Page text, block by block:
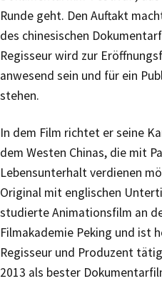
Runde geht. Den Auftakt
des chinesischen
Regisseur wird zur
anwesend sein und für ein
stehen.
In dem Film richtet er seine
dem Westen Chinas, die mit
Lebensunterhalt verdienen
Original mit englischen
studierte Animationsfilm an
Filmakademie Peking und ist
Regisseur und Produzent
2013 als bester